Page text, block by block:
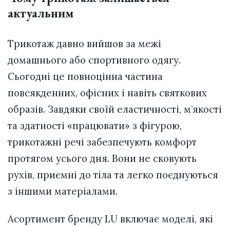
актуальним
Трикотаж давно вийшов за межі
домашнього або спортивного одягу.
Сьогодні це повноцінна частина
повсякденних, офісних і навіть святкових
образів. Завдяки своїй еластичності, м’якості
та здатності «працювати» з фігурою,
трикотажні речі забезпечують комфорт
протягом усього дня. Вони не сковують
рухів, приємні до тіла та легко поєднуються
з іншими матеріалами.
Асортимент бренду LU включає моделі, які